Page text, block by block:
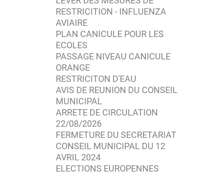
RESTRICITION - INFLUENZA
AVIAIRE
PLAN CANICULE POUR LES
ECOLES
PASSAGE NIVEAU CANICULE
ORANGE
RESTRICITON D'EAU
AVIS DE REUNION DU CONSEIL
MUNICIPAL
ARRETE DE CIRCULATION
22/08/2026
FERMETURE DU SECRETARIAT
CONSEIL MUNICIPAL DU 12
AVRIL 2024
ELECTIONS EUROPENNES